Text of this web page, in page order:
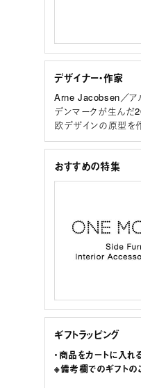
デザイナー・作家
Arne Jacobsen／ア
デンマークが生んだ
欧デザインの原型を
おすすめの特集
ギフトラッピング
・商品をカートに入れ
※備考欄でのギフトの